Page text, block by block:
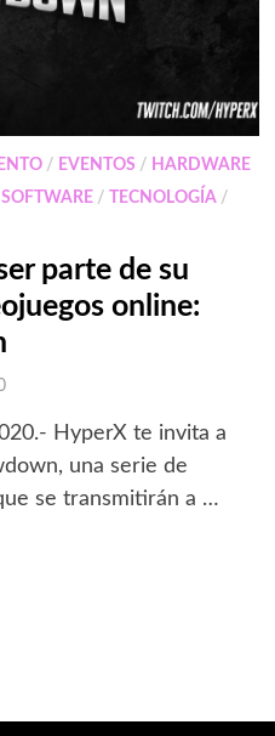
/ EVENTOS / HARDWARE
SOFTWARE/ TECNOLOGÍA/
parte de su
online:
HyperX te invita a
una serie de
se transmitirán a …